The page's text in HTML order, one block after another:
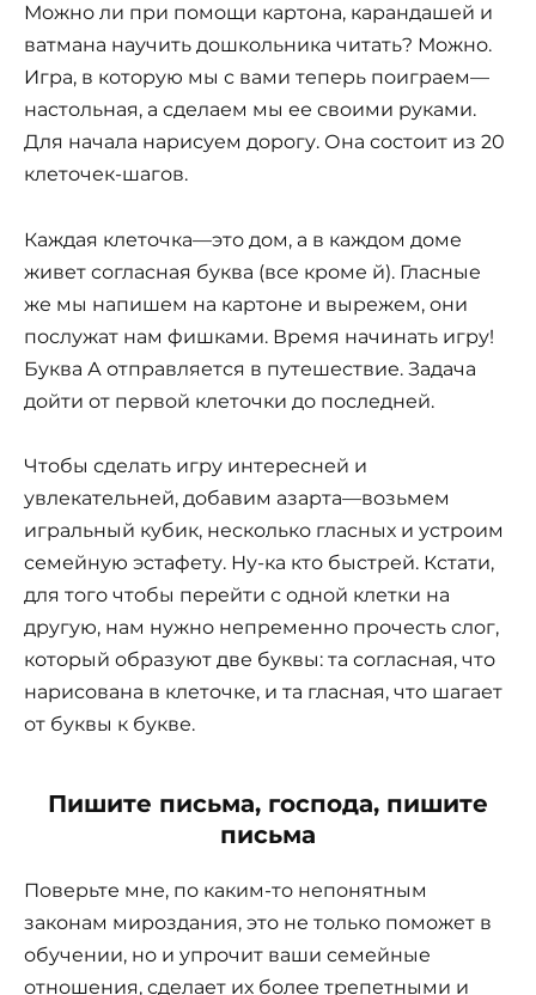
Можно ли при помощи картона, карандашей и
ватмана научить дошкольника читать? Можно.
Игра, в которую мы с вами теперь поиграем—
настольная, а сделаем мы ее своими руками.
Для начала нарисуем дорогу. Она состоит из 20
клеточек-шагов.
Каждая клеточка—это дом, а в каждом доме
живет согласная буква (все кроме й). Гласные
же мы напишем на картоне и вырежем, они
послужат нам фишками. Время начинать игру!
Буква А отправляется в путешествие. Задача
дойти от первой клеточки до последней.
Чтобы сделать игру интересней и
увлекательней, добавим азарта—возьмем
игральный кубик, несколько гласных и устроим
семейную эстафету. Ну-ка кто быстрей. Кстати,
для того чтобы перейти с одной клетки на
другую, нам нужно непременно прочесть слог,
который образуют две буквы: та согласная, что
нарисована в клеточке, и та гласная, что шагает
от буквы к букве.
Пишите письма, господа, пишите
письма
Поверьте мне, по каким-то непонятным
законам мироздания, это не только поможет в
обучении, но и упрочит ваши семейные
отношения, сделает их более трепетными и